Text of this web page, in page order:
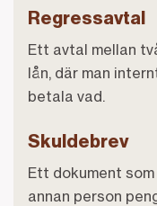
Regressavtal
Ett avtal mellan
lån, där man
betala vad.
Skuldebrev
Ett dokument
annan person